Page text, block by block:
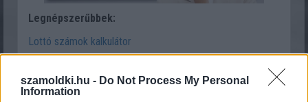
szamoldki.hu - Do Not Process My Personal
Information
Legnépszerűbbek:
Lottó számok kalkulátor
Szerelem és párkapcsolati kalkulátorok